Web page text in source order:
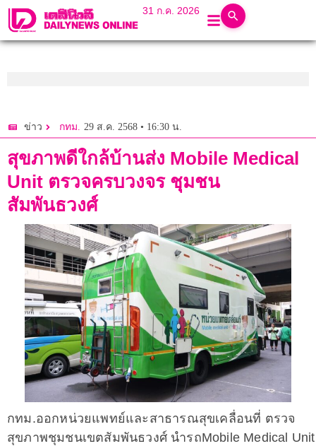
31 ก.ค. 2026
ข่าว กทม. 29 ส.ค. 2568 • 16:30 น.
สุขภาพดีใกล้บ้านส่ง Mobile Medical
Unit ตรวจครบวงจร ชุมชน
สัมพันธวงศ์
กทม.ออกหน่วยแพทย์และสาธารณสุขเคลื่อนที่ ตรวจ
สุขภาพชุมชนเขตสัมพันธวงศ์ นำรถMobile Medical Unit